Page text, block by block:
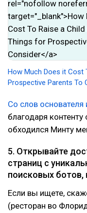
How Much Does it Cost
Prospective Parents To
Со слов основателя
благодаря
обходился Минту
5. Открывайте
страниц с
поисковых ботов,
Если вы ищете,
(ресторан во